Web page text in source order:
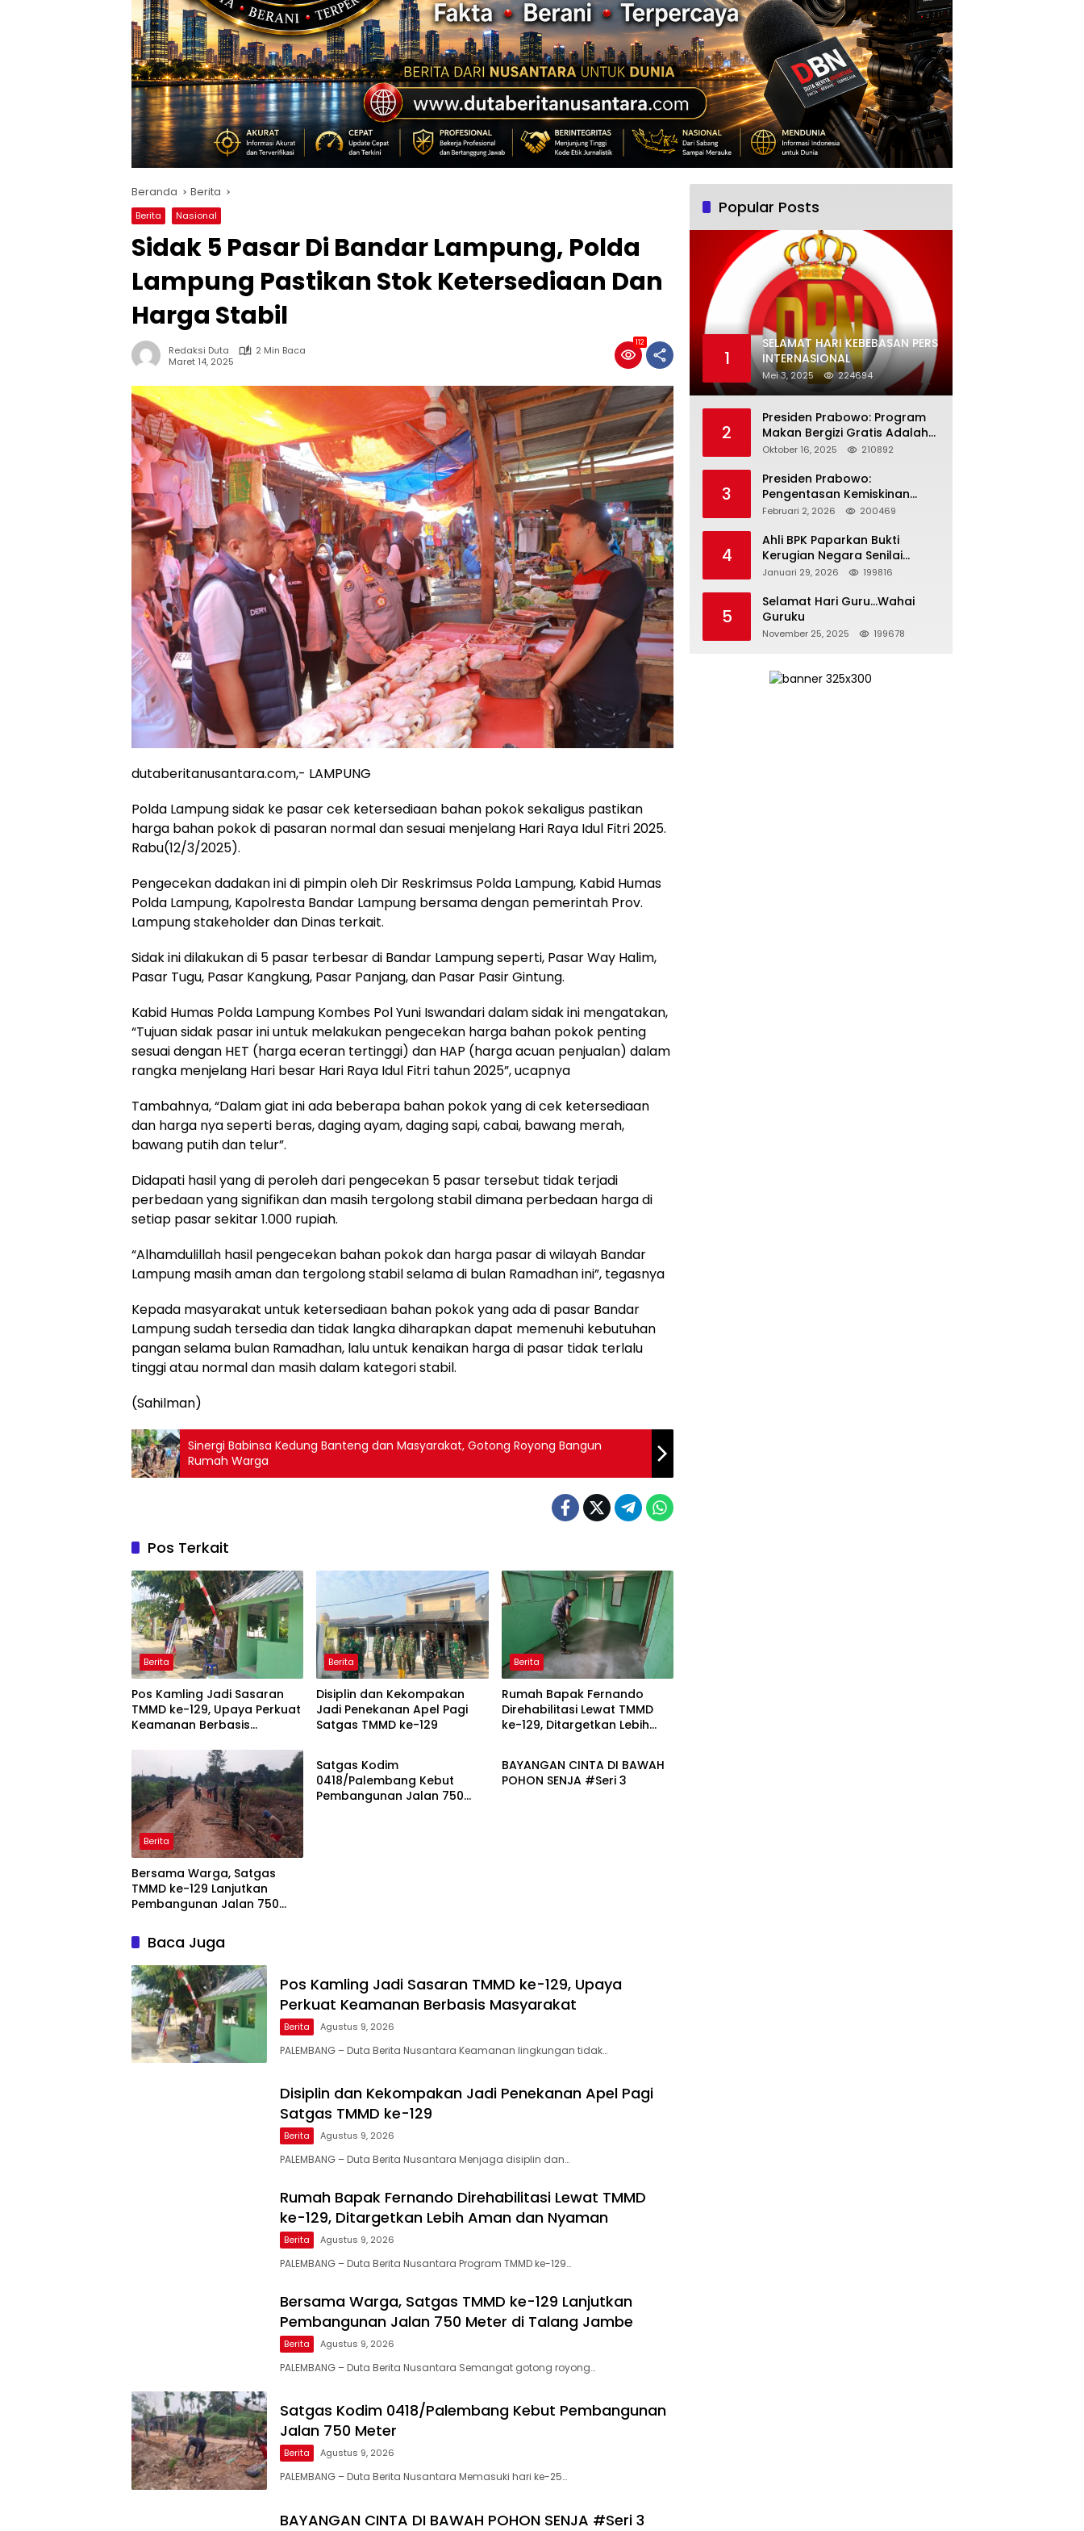
Beranda Berita
Berita Nasional
Sidak 5 Pasar Di Bandar Lampung, Polda
Lampung Pastikan Stok Ketersediaan Dan
Harga Stabil
Redaksi Duta
2 Min Baca
Maret 14, 2025
112
dutaberitanusantara.com,- LAMPUNG
Polda Lampung sidak ke pasar cek ketersediaan bahan pokok sekaligus pastikan
harga bahan pokok di pasaran normal dan sesuai menjelang Hari Raya Idul Fitri 2025.
Rabu(12/3/2025).
Pengecekan dadakan ini di pimpin oleh Dir Reskrimsus Polda Lampung, Kabid Humas
Polda Lampung, Kapolresta Bandar Lampung bersama dengan pemerintah Prov.
Lampung stakeholder dan Dinas terkait.
Sidak ini dilakukan di 5 pasar terbesar di Bandar Lampung seperti, Pasar Way Halim,
Pasar Tugu, Pasar Kangkung, Pasar Panjang, dan Pasar Pasir Gintung.
Kabid Humas Polda Lampung Kombes Pol Yuni Iswandari dalam sidak ini mengatakan,
“Tujuan sidak pasar ini untuk melakukan pengecekan harga bahan pokok penting
sesuai dengan HET (harga eceran tertinggi) dan HAP (harga acuan penjualan) dalam
rangka menjelang Hari besar Hari Raya Idul Fitri tahun 2025”, ucapnya
Tambahnya, “Dalam giat ini ada beberapa bahan pokok yang di cek ketersediaan
dan harga nya seperti beras, daging ayam, daging sapi, cabai, bawang merah,
bawang putih dan telur”.
Didapati hasil yang di peroleh dari pengecekan 5 pasar tersebut tidak terjadi
perbedaan yang signifikan dan masih tergolong stabil dimana perbedaan harga di
setiap pasar sekitar 1.000 rupiah.
“Alhamdulillah hasil pengecekan bahan pokok dan harga pasar di wilayah Bandar
Lampung masih aman dan tergolong stabil selama di bulan Ramadhan ini”, tegasnya
Kepada masyarakat untuk ketersediaan bahan pokok yang ada di pasar Bandar
Lampung sudah tersedia dan tidak langka diharapkan dapat memenuhi kebutuhan
pangan selama bulan Ramadhan, lalu untuk kenaikan harga di pasar tidak terlalu
tinggi atau normal dan masih dalam kategori stabil.
(Sahilman)
Sinergi Babinsa Kedung Banteng dan Masyarakat, Gotong Royong Bangun
Rumah Warga
Pos Terkait
Berita
Pos Kamling Jadi Sasaran
TMMD ke-129, Upaya Perkuat
Keamanan Berbasis
Berita
Disiplin dan Kekompakan
Jadi Penekanan Apel Pagi
Satgas TMMD ke-129
Berita
Rumah Bapak Fernando
Direhabilitasi Lewat TMMD
ke-129, Ditargetkan Lebih
Berita
Bersama Warga, Satgas
TMMD ke-129 Lanjutkan
Pembangunan Jalan 750
Berita
Satgas Kodim
0418/Palembang Kebut
Pembangunan Jalan 750
Berita
BAYANGAN CINTA DI BAWAH
POHON SENJA #Seri 3
Baca Juga
Pos Kamling Jadi Sasaran TMMD ke-129, Upaya
Perkuat Keamanan Berbasis Masyarakat
Berita Agustus 9, 2026
PALEMBANG – Duta Berita Nusantara Keamanan lingkungan tidak…
Disiplin dan Kekompakan Jadi Penekanan Apel Pagi
Satgas TMMD ke-129
Berita Agustus 9, 2026
PALEMBANG – Duta Berita Nusantara Menjaga disiplin dan…
Rumah Bapak Fernando Direhabilitasi Lewat TMMD
ke-129, Ditargetkan Lebih Aman dan Nyaman
Berita Agustus 9, 2026
PALEMBANG – Duta Berita Nusantara Program TMMD ke-129…
Bersama Warga, Satgas TMMD ke-129 Lanjutkan
Pembangunan Jalan 750 Meter di Talang Jambe
Berita Agustus 9, 2026
PALEMBANG – Duta Berita Nusantara Semangat gotong royong…
Satgas Kodim 0418/Palembang Kebut Pembangunan
Jalan 750 Meter
Berita Agustus 9, 2026
PALEMBANG – Duta Berita Nusantara Memasuki hari ke-25…
BAYANGAN CINTA DI BAWAH POHON SENJA #Seri 3
Popular Posts
1
SELAMAT HARI KEBEBASAN PERS
INTERNASIONAL
Mei 3, 2025 224694
2
Presiden Prabowo: Program
Makan Bergizi Gratis Adalah
Investasi untuk Masa Depan
Oktober 16, 2025 210892
3
Presiden Prabowo:
Pengentasan Kemiskinan
Butuh Persatuan dan
Bertanggung Jawab
Februari 2, 2026 200469
4
Ahli BPK Paparkan Bukti
Kerugian Negara Senilai
Rp285 Triliun dalam
Pertamina
Januari 29, 2026 199816
5
Selamat Hari Guru…Wahai
Guruku
November 25, 2025 199678